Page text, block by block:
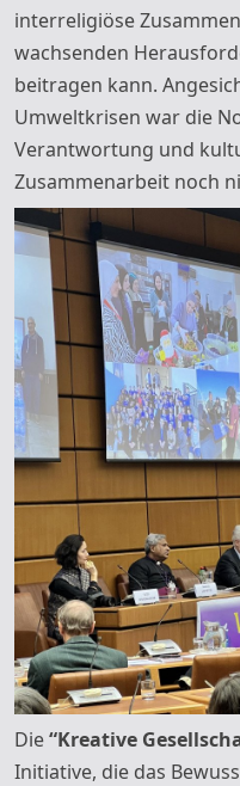
interreligiöse
wachsenden
beitragen kann.
Umweltkrisen war die
Verantwortung und
Zusammenarbeit noch
Die“Kreative
Initiative, die das